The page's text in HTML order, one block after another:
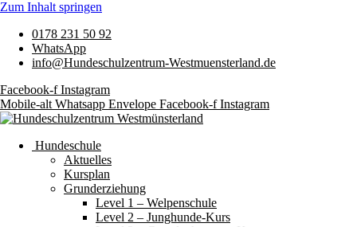
Zum Inhalt springen
0178 231 50 92
WhatsApp
info@Hundeschulzentrum-Westmuensterland.de
Facebook-f Instagram
Mobile-alt Whatsapp Envelope Facebook-f Instagram
Hundeschule
Aktuelles
Kursplan
Grunderziehung
Level 1 – Welpenschule
Level 2 – Junghunde-Kurs